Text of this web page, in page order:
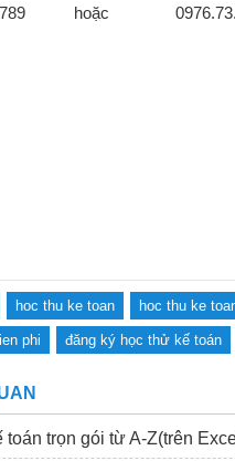
hoặc
hoc thu ke toan hoc thu ke
phi đăng ký học thử kế toán
toán trọn gói từ A-Z(trên